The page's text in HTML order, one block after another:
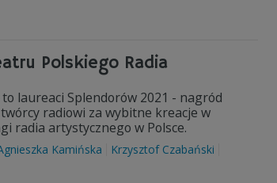
Polskiego Radia
laureaci Splendorów 2021 - nagród
radiowi za wybitne kreacje w
radia artystycznego w Polsce.
Kamińska
Krzysztof Czabański